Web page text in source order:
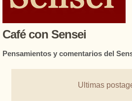
Café con Sensei
Pensamientos y comentarios del
Ultimas